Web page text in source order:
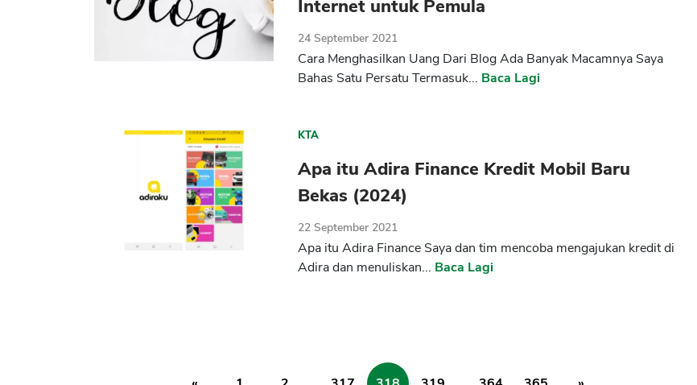
Internet untuk Pemula
24 September 2021
Cara Menghasilkan Uang Dari Blog Ada Banyak Macamnya Saya
Bahas Satu Persatu Termasuk... Baca Lagi
KTA
Apa itu Adira Finance Kredit Mobil Baru
Bekas (2024)
22 September 2021
Apa itu Adira Finance Saya dan tim mencoba mengajukan kredit di
Adira dan menuliskan... Baca Lagi